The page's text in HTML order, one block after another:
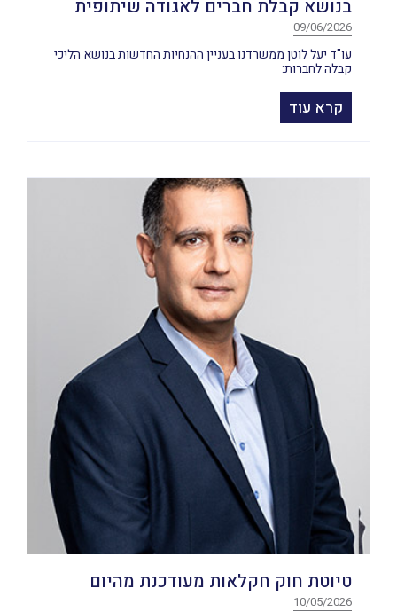
בנושא קבלת חברים לאגודה שיתופית
09/06/2026
עו"ד יעל לוטן ממשרדנו בעניין ההנחיות החדשות בנושא הליכי
קבלה לחברות:
קרא עוד
טיוטת חוק חקלאות מעודכנת מהיום
10/05/2026